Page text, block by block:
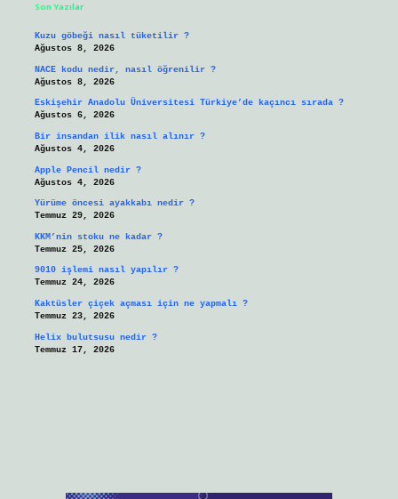
Son Yazılar
Kuzu göbeği nasıl tüketilir ?
Ağustos 8, 2026
NACE kodu nedir, nasıl öğrenilir ?
Ağustos 8, 2026
Eskişehir Anadolu Üniversitesi Türkiye’de kaçıncı sırada ?
Ağustos 6, 2026
Bir insandan ilik nasıl alınır ?
Ağustos 4, 2026
Apple Pencil nedir ?
Ağustos 4, 2026
Yürüme öncesi ayakkabı nedir ?
Temmuz 29, 2026
KKM’nin stoku ne kadar ?
Temmuz 25, 2026
9010 işlemi nasıl yapılır ?
Temmuz 24, 2026
Kaktüsler çiçek açması için ne yapmalı ?
Temmuz 23, 2026
Helix bulutsusu nedir ?
Temmuz 17, 2026